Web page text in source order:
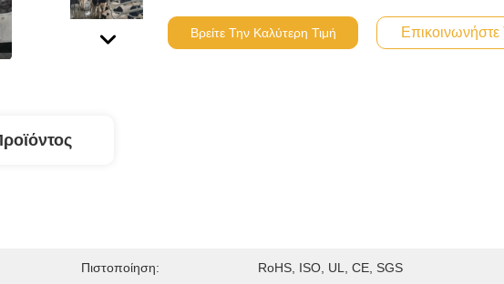
Βρείτε Την Καλύτερη Τιμή
Πιστοποίηση: RoHS, ISO, UL, CE, SGS